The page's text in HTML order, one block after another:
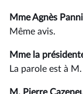
Mme Agnès
Même avis.
Mme la
La parole est à